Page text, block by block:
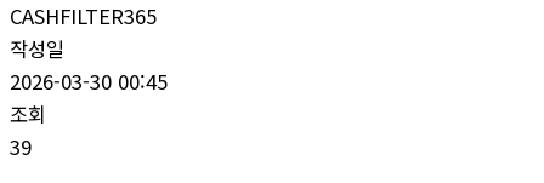
CASHFILTER365
작성일
2026-03-30 00:45
조회
39